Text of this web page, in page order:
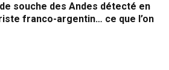
souche des Andes détecté en
franco-argentin… ce que l’on